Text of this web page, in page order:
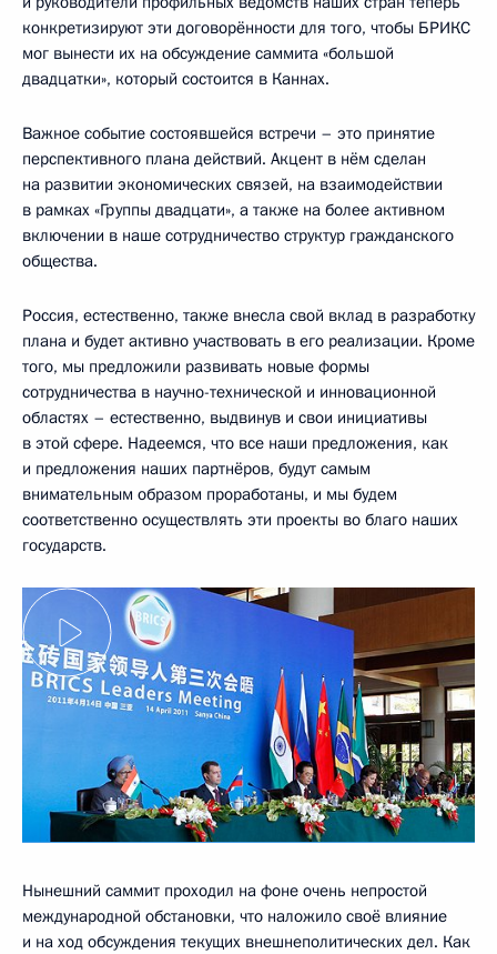
конкретизируют эти договорённости для того, чтобы БРИКС
мог вынести их на обсуждение саммита «большой
двадцатки», который состоится в Каннах.
Важное событие состоявшейся встречи – это принятие
перспективного плана действий. Акцент в нём сделан
на развитии экономических связей, на взаимодействии
в рамках «Группы двадцати», а также на более активном
включении в наше сотрудничество структур гражданского
общества.
Россия, естественно, также внесла свой вклад в разработку
плана и будет активно участвовать в его реализации. Кроме
того, мы предложили развивать новые формы
сотрудничества в научно-технической и инновационной
областях – естественно, выдвинув и свои инициативы
в этой сфере. Надеемся, что все наши предложения, как
и предложения наших партнёров, будут самым
внимательным образом проработаны, и мы будем
соответственно осуществлять эти проекты во благо наших
государств.
Нынешний саммит проходил на фоне очень непростой
международной обстановки, что наложило своё влияние
и на ход обсуждения текущих внешнеполитических дел. Как